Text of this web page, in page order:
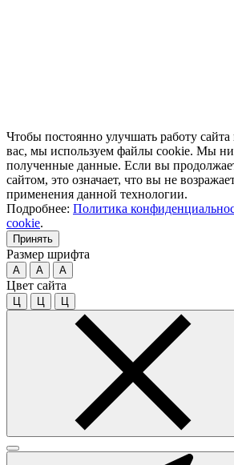
Чтобы постоянно улучшать работу
вас, мы используем файлы cookie. Мы
полученные данные. Если вы
сайтом, это означает, что вы не
применения данной технологии.
Подробнее: Политика
cookie.
Принять
Размер шрифта
A A A
Цвет сайта
Ц Ц Ц